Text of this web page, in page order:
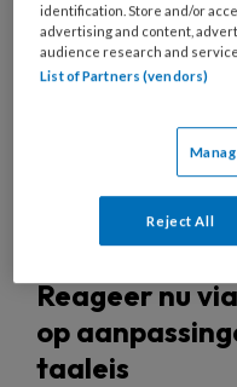
Reageer nu
op
taaleis
identification. Store and/or
advertising and content,
audience research and
List of Partners (vendors)
Reject All